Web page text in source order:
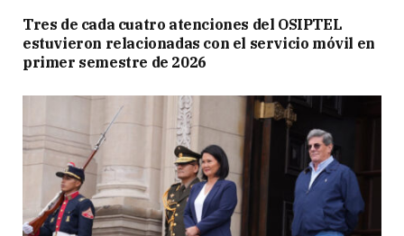
Tres de cada cuatro atenciones del OSIPTEL
estuvieron relacionadas con el servicio móvil en
primer semestre de 2026